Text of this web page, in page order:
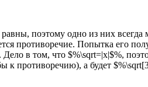
поэтому одно из них
противоречие. Попытка его
в том, что $%\sqrt=|x|$%,
к противоречию), а будет